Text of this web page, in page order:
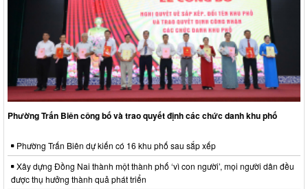
Phường Trấn Biên công bố và trao quyết định các chức danh khu phố
Phường Trấn Biên dự kiến có 16 khu phố sau sắp xếp
Xây dựng Đồng Nai thành một thành phố ‘vì con người’, mọi người dân đều
được thụ hưởng thành quả phát triển